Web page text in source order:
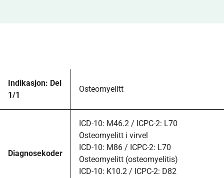
Indikasjon: Del
1/1
Osteomyelitt
Diagnosekoder
ICD-10: M46.2 / ICPC-2: L70
Osteomyelitt i virvel
ICD-10: M86 / ICPC-2: L70
Osteomyelitt (osteomyelitis)
ICD-10: K10.2 / ICPC-2: D82